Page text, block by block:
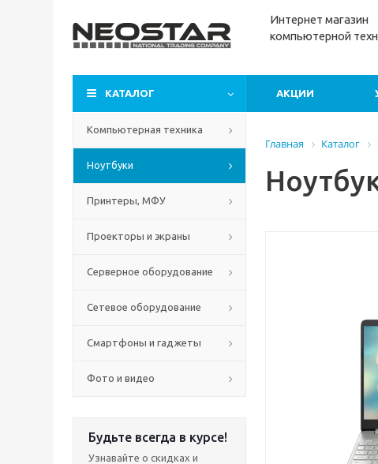
Интернет магазин
компьютерной
КАТАЛОГ АКЦИИ
Компьютерная техника
Ноутбуки
Принтеры, МФУ
Проекторы и экраны
Серверное оборудование
Сетевое оборудование
Смартфоны и гаджеты
Фото и видео
Будьте всегда в курсе!
Узнавайте о скидках и
Главная Каталог